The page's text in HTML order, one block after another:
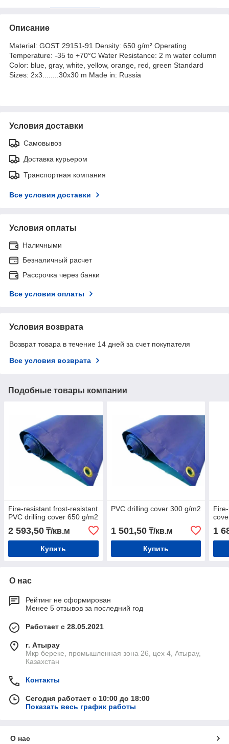
Описание
Material: GOST 29151-91 Density: 650 g/m² Operating
Temperature: -35 to +70°C Water Resistance: 2 m water column
Color: blue, gray, white, yellow, orange, red, green Standard
Sizes: 2x3........30x30 m Made in: Russia
Условия доставки
Самовывоз
Доставка курьером
Транспортная компания
Все условия доставки
Условия оплаты
Наличными
Безналичный расчет
Рассрочка через банки
Все условия оплаты
Условия возврата
Возврат товара в течение 14 дней за счет покупателя
Все условия возврата
Подобные товары компании
Fire-resistant frost-resistant
PVC drilling cover 650 g/m2
2 593,50 ₸/кв.м
Купить
PVC drilling cover 300 g/m2
1 501,50₸/кв.м
Купить
1
О нас
Рейтинг не сформирован
Менее 5 отзывов за последний год
Работает с 28.05.2021
г. Атырау
Мкр береке, промышленная зона 26, цех 4, Атырау,
Казахстан
Контакты
Сегодня работает с 10:00 до 18:00
Показать весь график работы
О нас